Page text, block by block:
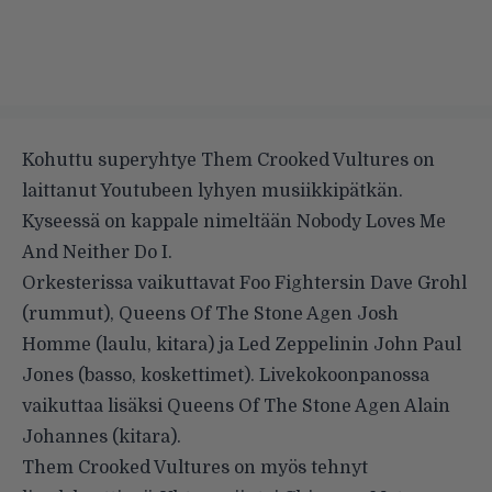
Kohuttu superyhtye Them Crooked Vultures on
laittanutYoutubeen lyhyen musiikkipätkän.
Kyseessä on kappale nimeltään Nobody Loves Me
And Neither Do I.
Orkesterissa vaikuttavat Foo Fightersin Dave Grohl
(rummut), Queens Of The Stone Agen Josh
Homme (laulu, kitara) ja Led Zeppelinin John Paul
Jones (basso, koskettimet). Livekokoonpanossa
vaikuttaa lisäksi Queens Of The Stone Agen Alain
Johannes (kitara).
Them Crooked Vultures on myös tehnyt